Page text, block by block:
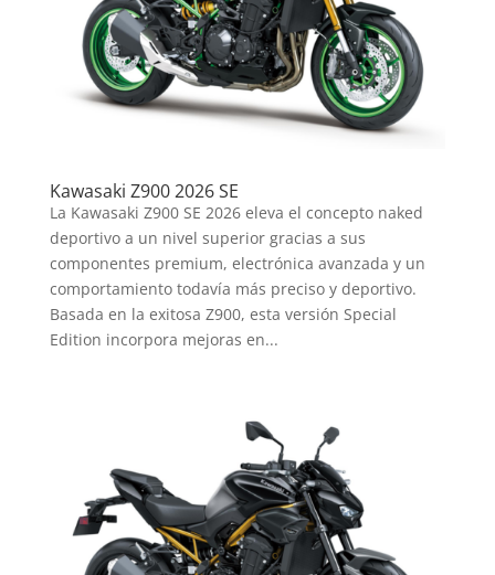
Kawasaki Z900 2026 SE
La Kawasaki Z900 SE 2026 eleva el concepto naked
deportivo a un nivel superior gracias a sus
componentes premium, electrónica avanzada y un
comportamiento todavía más preciso y deportivo.
Basada en la exitosa Z900, esta versión Special
Edition incorpora mejoras en...